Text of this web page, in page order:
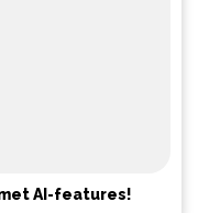
AI-features!